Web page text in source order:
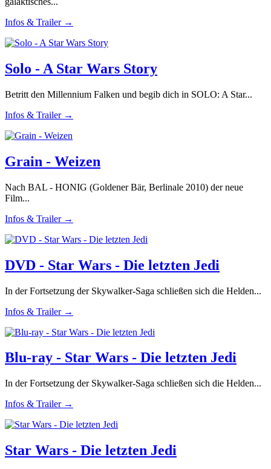
Infos & Trailer →
Solo - A Star Wars Story
Betritt den Millennium Falken und begib dich in SOLO: A Star...
Infos & Trailer →
Grain - Weizen
Nach BAL - HONIG (Goldener Bär, Berlinale 2010) der neue
Film...
Infos & Trailer →
DVD - Star Wars - Die letzten Jedi
In der Fortsetzung der Skywalker-Saga schließen sich die Helden...
Infos & Trailer →
Blu-ray - Star Wars - Die letzten Jedi
In der Fortsetzung der Skywalker-Saga schließen sich die Helden...
Infos & Trailer →
Star Wars - Die letzten Jedi